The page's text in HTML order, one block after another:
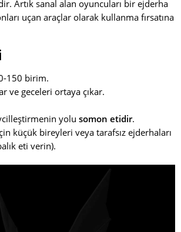
Artık sanal alan oyuncuları bir ejderha
uçan araçlar olarak kullanma fırsatına
150 birim.
ve geceleri ortaya çıkar.
yolu somon etidir.
küçük bireyleri veya tarafsız ejderhaları
eti verin).